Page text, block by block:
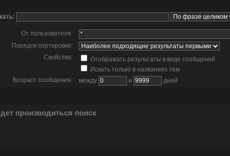
От пользователя:
Порядок сортировки:
Свойства:
Отображать результаты в виде сообщений
Искать только в названиях тем
Возраст сообщения:
между и дней
производиться поиск